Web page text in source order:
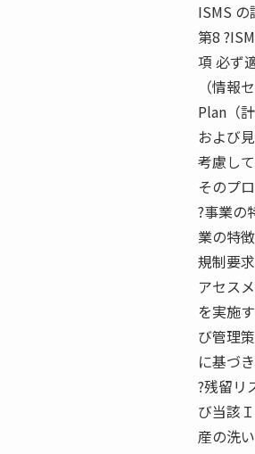
ISMS
第8
項 必ず
（情報
Plan（
および
考慮し
そのプ
?事業の
業の特
規制要
アセス
を実施
び管理
に基づ
?残留リ
び当該
産の洗